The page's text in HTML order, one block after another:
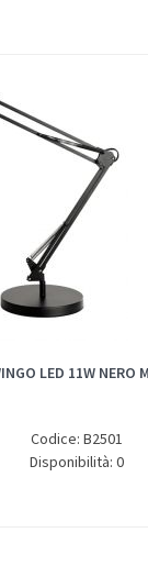
LED 11W NERO
Codice: B2501
Disponibilità: 0